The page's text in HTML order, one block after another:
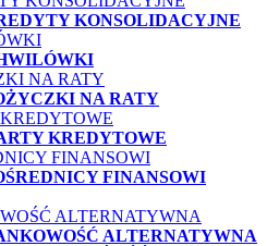
KONSOLIDACYJNE
NA RATY
KREDYTOWE
FINANSOWI
ALTERNATYWNA